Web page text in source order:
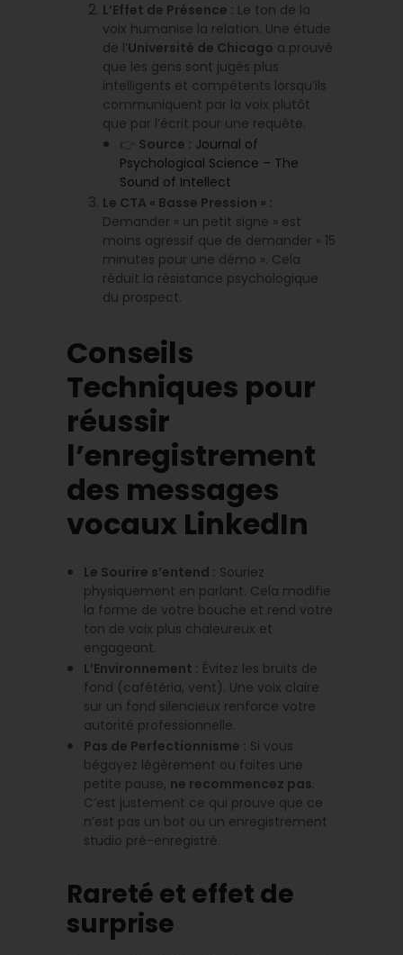
L’Effet de Présence : Le ton de la
voix humanise la relation. Une étude
de l’Université de Chicago a prouvé
que les gens sont jugés plus
intelligents et compétents lorsqu’ils
communiquent par la voix plutôt
que par l’écrit pour une requête.
👉 Source : Journal of
Psychological Science – The
Sound of Intellect
Le CTA « Basse Pression » :
Demander « un petit signe » est
moins agressif que de demander « 15
minutes pour une démo ». Cela
réduit la résistance psychologique
du prospect.
Conseils
Techniques pour
réussir
l’enregistrement
des messages
vocaux LinkedIn
Le Sourire s’entend : Souriez
physiquement en parlant. Cela modifie
la forme de votre bouche et rend votre
ton de voix plus chaleureux et
engageant.
L’Environnement : Évitez les bruits de
fond (cafétéria, vent). Une voix claire
sur un fond silencieux renforce votre
autorité professionnelle.
Pas de Perfectionnisme : Si vous
bégayez légèrement ou faites une
petite pause, ne recommencez pas.
C’est justement ce qui prouve que ce
n’est pas un bot ou un enregistrement
studio pré-enregistré.
Rareté et effet de
surprise